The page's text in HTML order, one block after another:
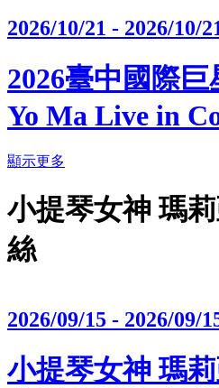
2026/10/21 - 2026/10/
2026臺中國際
Yo Ma Live in
顯示更多
小提琴女神 瑪
絲
2026/09/15 - 2026/09/
小提琴女神 瑪